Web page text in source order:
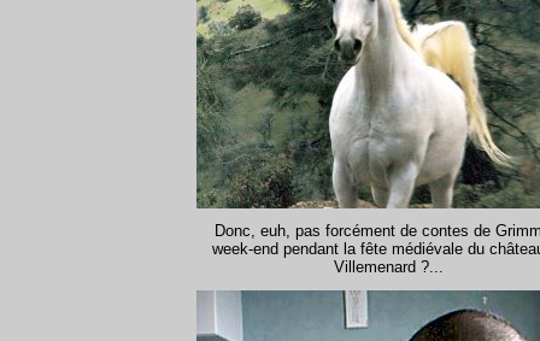
Donc, euh, pas forcément de contes de
week-end pendant la fête médiévale du
Villemenard ?...